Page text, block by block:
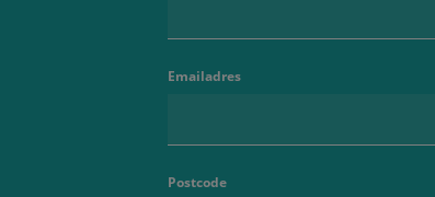
Emailadres
Postcode